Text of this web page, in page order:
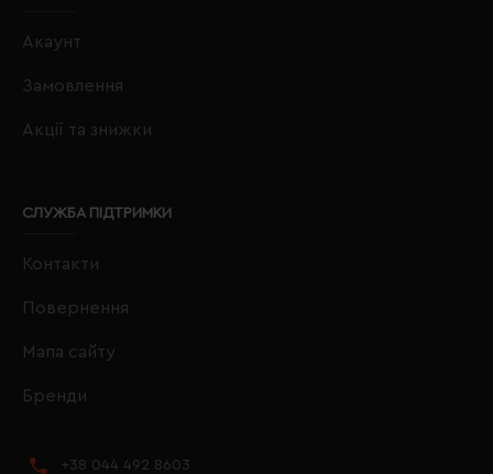
Акаунт
Замовлення
Акції та знижки
СЛУЖБА ПІДТРИМКИ
Контакти
Повернення
Мапа сайту
Бренди
+38 044 492 8603